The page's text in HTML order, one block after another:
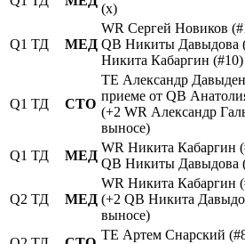
(х)
Q1 ТД МЕД
WR Сергей Новиков
QB Никиты Давыдова
Никита Кабаргин
Q1 ТД СТО
TE Александр
приеме от QB
(+2 WR Александр
выносе)
Q1 ТД МЕД
WR Никита Кабаргин
QB Никиты Давыдова
Q2 ТД МЕД
WR Никита Кабаргин
(+2 QB Никита
выносе)
TE Артем Снарский